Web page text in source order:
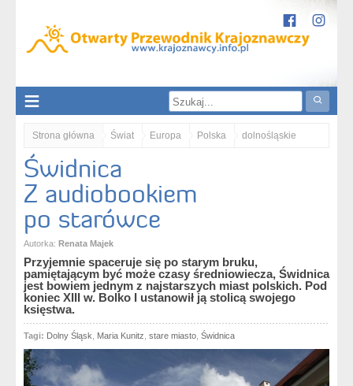
Strona główna Świat Europa Polska dolnośląskie
Nizina Śląska
Świdnica. Z audiobookiem po starówce
Świdnica
Z audiobookiem
po starówce
Autorka: Renata Majek
Przyjemnie spaceruje się po starym bruku,
pamiętającym być może czasy średniowiecza, Świdnica
jest bowiem jednym z najstarszych miast polskich. Pod
koniec XIII w. Bolko I ustanowił ją stolicą swojego
księstwa.
Tagi: Dolny Śląsk Maria Kunitz stare miasto Świdnica